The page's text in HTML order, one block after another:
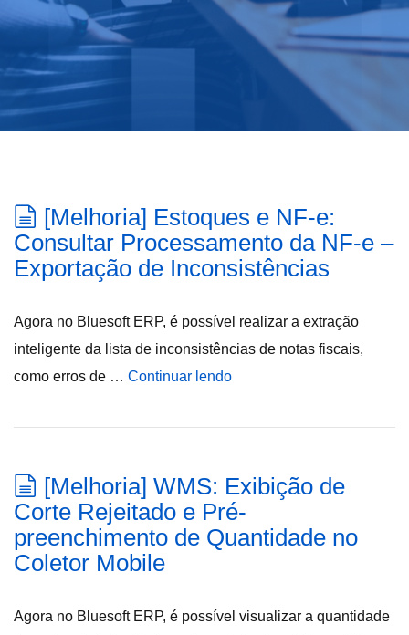
[Melhoria] Estoques e NF-e:
Consultar Processamento da NF-e –
Exportação de Inconsistências
Agora no Bluesoft ERP, é possível realizar a extração
inteligente da lista de inconsistências de notas fiscais,
como erros de … Continuar lendo
[Melhoria] WMS: Exibição de
Corte Rejeitado e Pré-
preenchimento de Quantidade no
Coletor Mobile
Agora no Bluesoft ERP, é possível visualizar a quantidade